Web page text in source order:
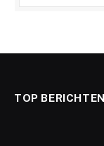
TOP BERICHTEN